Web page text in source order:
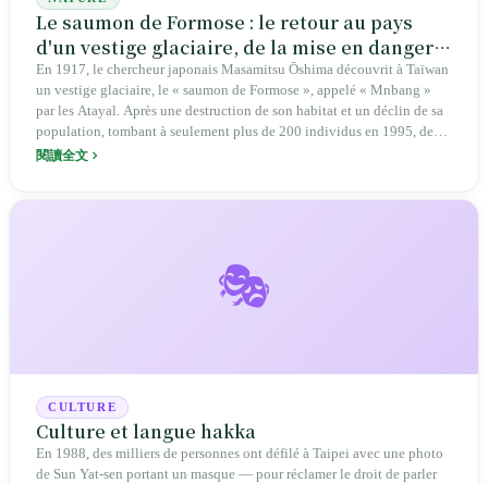
Le saumon de Formose : le retour au pays
d'un vestige glaciaire, de la mise en danger à
la conservation intégrée du bassin versant,
un miracle taïwanais
En 1917, le chercheur japonais Masamitsu Ōshima découvrit à Taïwan
un vestige glaciaire, le « saumon de Formose », appelé « Mnbang »
par les Atayal. Après une destruction de son habitat et un déclin de sa
population, tombant à seulement plus de 200 individus en 1995, des
efforts de démantèlement de barrages, de reproduction artificielle et
de conservation intégrée du bassin versant à Taïwan.
閱讀全文
🎭
CULTURE
Culture et langue hakka
En 1988, des milliers de personnes ont défilé à Taipei avec une photo
de Sun Yat-sen portant un masque — pour réclamer le droit de parler